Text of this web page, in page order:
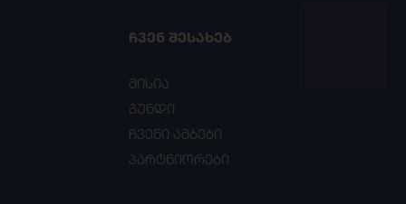
ᲩᲕᲔᲜ ᲨᲔᲡᲐᲮᲔᲑ
მისია
გუნდი
ჩვენი ამბები
პარტნიორები